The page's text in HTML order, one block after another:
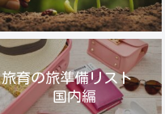
旅育の旅準備リスト
国内編